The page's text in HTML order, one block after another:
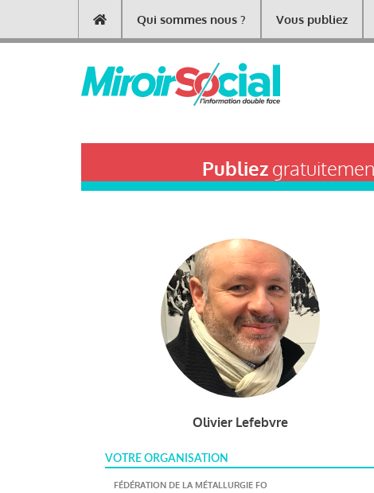
contenu
Main
navigation
Qui sommes nous ? Vous publiez
Publiez
Olivier Lefebvre
VOTRE ORGANISATION
FÉDÉRATION DE LA MÉTALLURGIE FO